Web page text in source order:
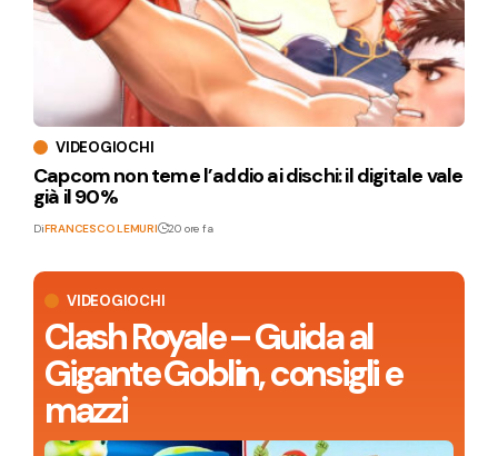
VIDEOGIOCHI
Clash Royale – Guida al
Gigante Goblin, consigli e
mazzi
VIDEOGIOCHI
Capcom non teme l’addio ai dischi: il digitale vale
già il 90%
DiFRANCESCO LEMURI 20 ore fa